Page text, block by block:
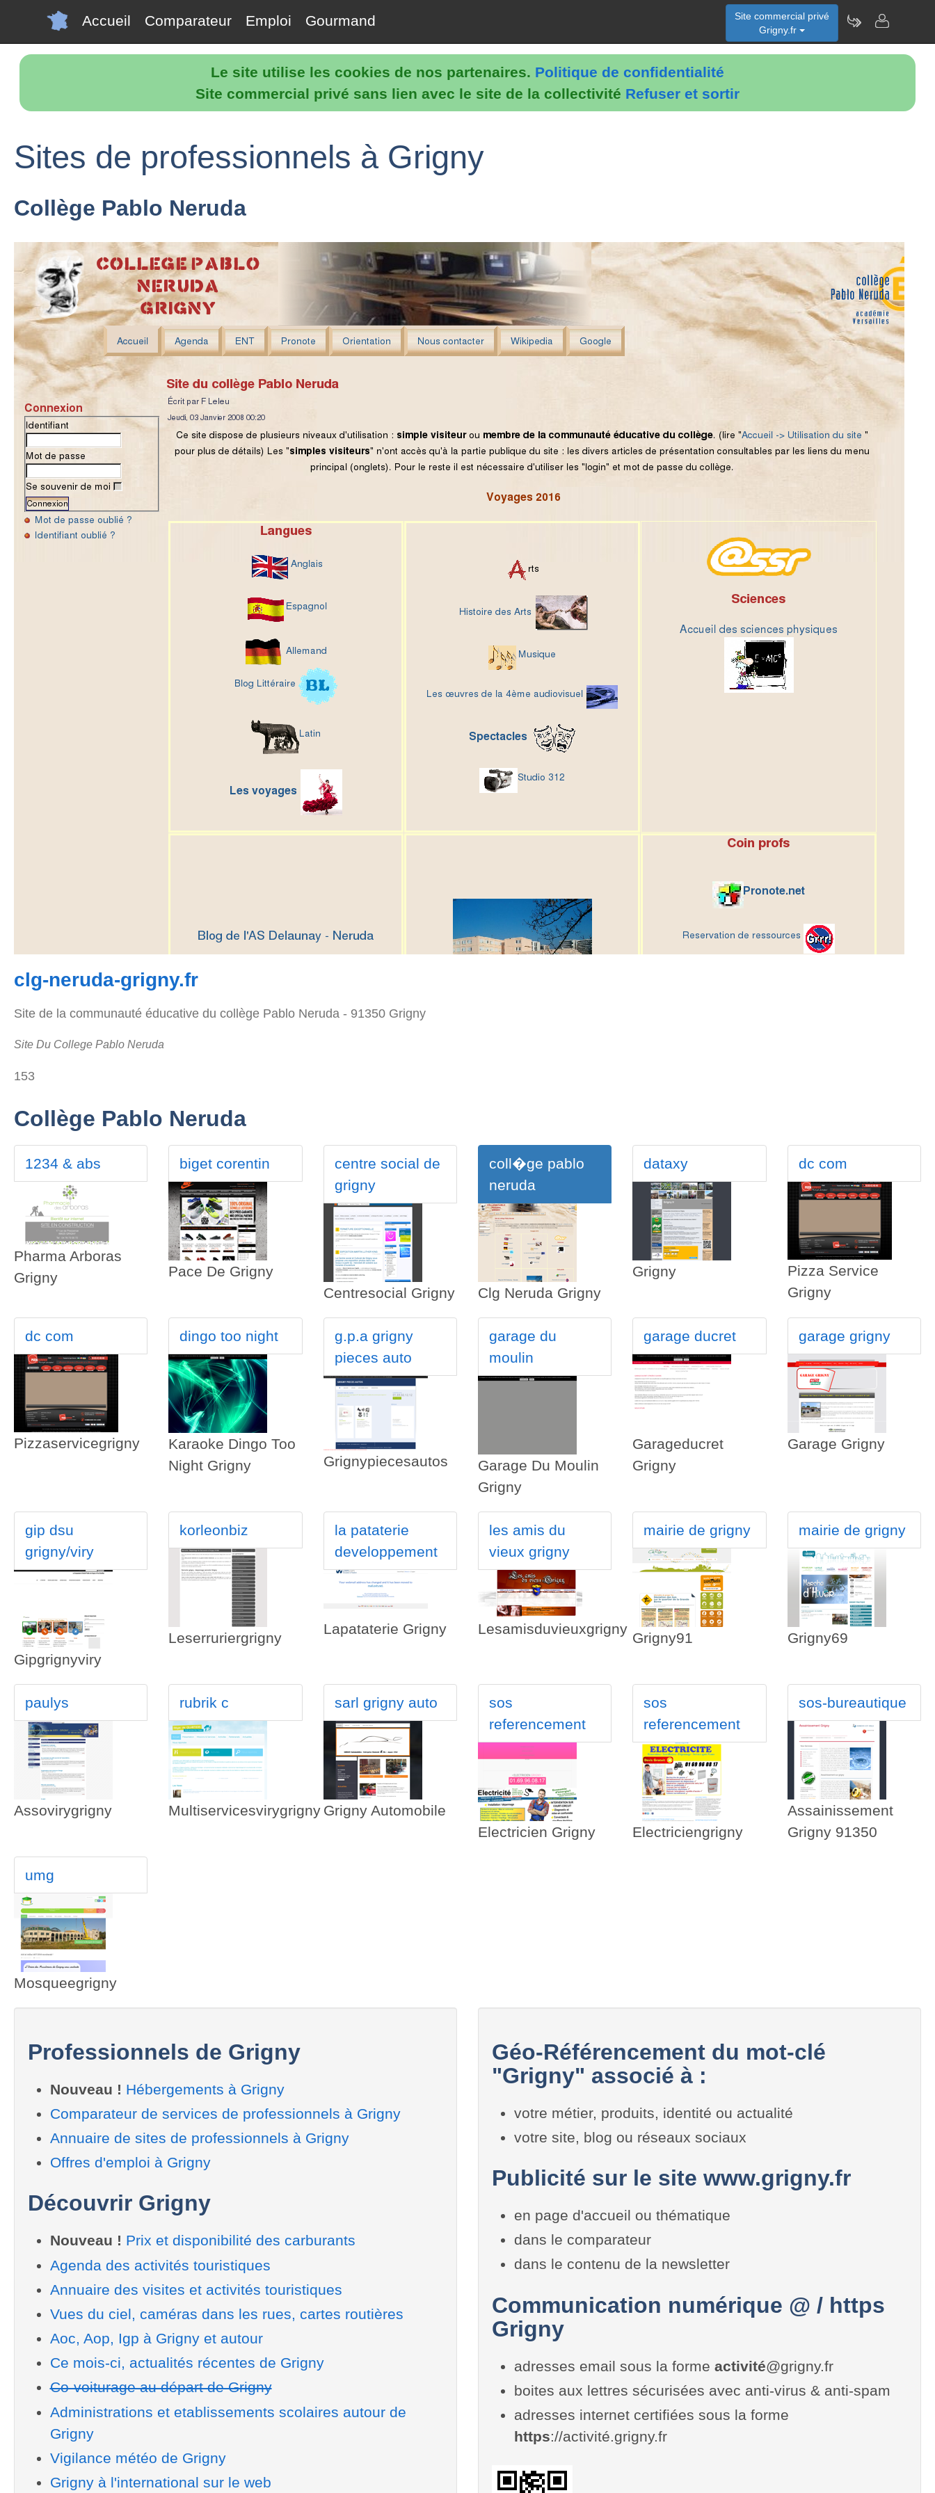
Le site utilise les cookies de nos partenaires. Politique de confidentialité
Site commercial privé sans lien avec le site de la collectivité Refuser et sortir
Accueil Comparateur Emploi Gourmand
Site commercial privé
Grigny.fr
Sites de professionnels à Grigny
Collège Pablo Neruda
clg-neruda-grigny.fr
Site de la communauté éducative du collège Pablo Neruda - 91350 Grigny
Site Du College Pablo Neruda
153
Collège Pablo Neruda
1234 & abs
Pharma Arboras
Grigny
biget corentin
Pace De Grigny
centre social de
grigny
Centresocial Grigny
coll�ge pablo
neruda
Clg Neruda Grigny
dataxy
Grigny
dc com
Pizza Service
Grigny
dc com
Pizzaservicegrigny
dingo too night
Karaoke Dingo Too
Night Grigny
g.p.a grigny
pieces auto
Grignypiecesautos
garage du
moulin
Garage Du Moulin
Grigny
garage ducret
Garageducret
Grigny
garage grigny
Garage Grigny
gip dsu
grigny/viry
Gipgrignyviry
korleonbiz
Leserruriergrigny
la pataterie
developpement
Lapataterie Grigny
les amis du
vieux grigny
Lesamisduvieuxgrigny
mairie de grigny
Grigny91
mairie de grigny
Grigny69
paulys
Assovirygrigny
rubrik c
Multiservicesvirygrigny
sarl grigny auto
Grigny Automobile
sos
referencement
Electricien Grigny
sos
referencement
Electriciengrigny
sos-bureautique
Assainissement
Grigny 91350
umg
Mosqueegrigny
Professionnels de Grigny
Nouveau ! Hébergements à Grigny
Comparateur de services de professionnels à Grigny
Annuaire de sites de professionnels à Grigny
Offres d'emploi à Grigny
Découvrir Grigny
Nouveau ! Prix et disponibilité des carburants
Agenda des activités touristiques
Annuaire des visites et activités touristiques
Vues du ciel, caméras dans les rues, cartes routières
Aoc, Aop, Igp à Grigny et autour
Ce mois-ci, actualités récentes de Grigny
Co-voiturage au départ de Grigny
Administrations et etablissements scolaires autour de
Grigny
Vigilance météo de Grigny
Grigny à l'international sur le web
Géo-Référencement du mot-clé
"Grigny" associé à :
votre métier, produits, identité ou actualité
votre site, blog ou réseaux sociaux
Publicité sur le site www.grigny.fr
en page d'accueil ou thématique
dans le comparateur
dans le contenu de la newsletter
Communication numérique @ / https
Grigny
adresses email sous la forme activité@grigny.fr
boites aux lettres sécurisées avec anti-virus & anti-spam
adresses internet certifiées sous la forme
https://activité.grigny.fr